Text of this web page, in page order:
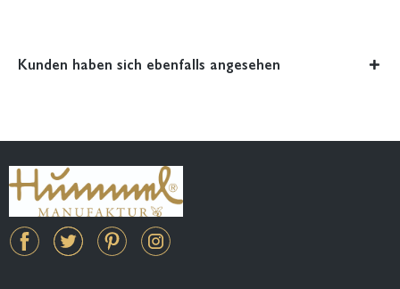
Kunden haben sich ebenfalls angesehen